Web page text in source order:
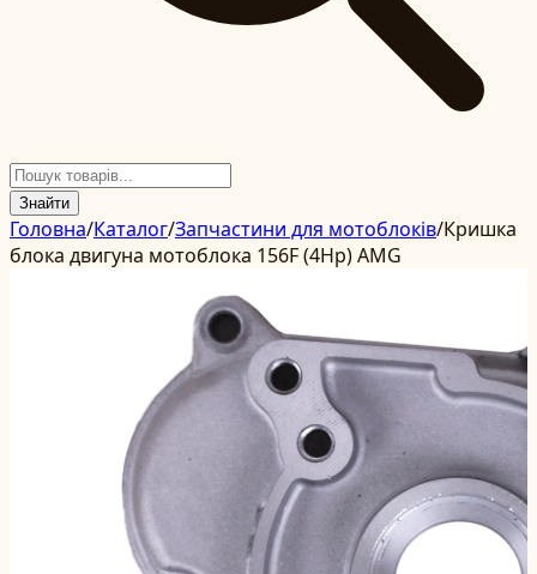
Знайти
Головна/Каталог/Запчастини для мотоблоків/Кришка
блока двигуна мотоблока 156F (4Hp) AMG